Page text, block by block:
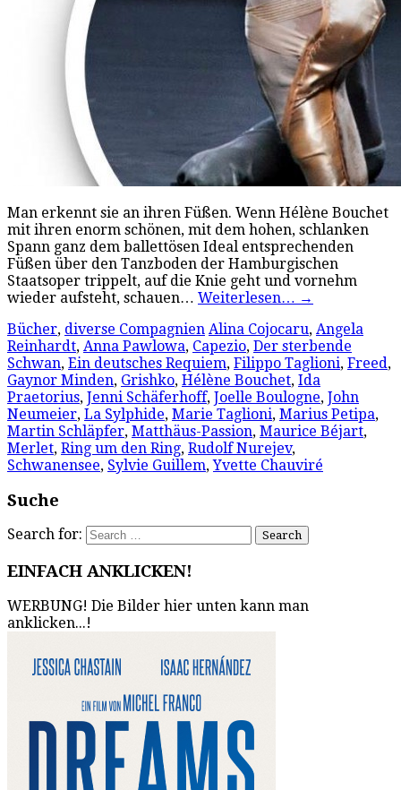
Man erkennt sie an ihren Füßen. Wenn Hélène Bouchet
mit ihren enorm schönen, mit dem hohen, schlanken
Spann ganz dem ballettösen Ideal entsprechenden
Füßen über den Tanzboden der Hamburgischen
Staatsoper trippelt, auf die Knie geht und vornehm
wieder aufsteht, schauen… Weiterlesen… →
Bücher, diverse Compagnien Alina Cojocaru, Angela
Reinhardt, Anna Pawlowa, Capezio, Der sterbende
Schwan, Ein deutsches Requiem, Filippo Taglioni, Freed,
Gaynor Minden, Grishko, Hélène Bouchet, Ida
Praetorius, Jenni Schäferhoff, Joelle Boulogne, John
Neumeier, La Sylphide, Marie Taglioni, Marius Petipa,
Martin Schläpfer, Matthäus-Passion, Maurice Béjart,
Merlet, Ring um den Ring, Rudolf Nurejev,
Schwanensee, Sylvie Guillem,Yvette Chauviré
Suche
Search for:
EINFACH ANKLICKEN!
WERBUNG! Die Bilder hier unten kann man
anklicken...!